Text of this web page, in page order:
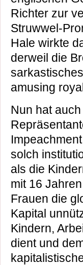
Richter zur
Struwwel-
Hale wirkte
derweil die
amusing
Nun hat
solch
als die
mit 16
Frauen die
Kapital
Kindern,
dient und